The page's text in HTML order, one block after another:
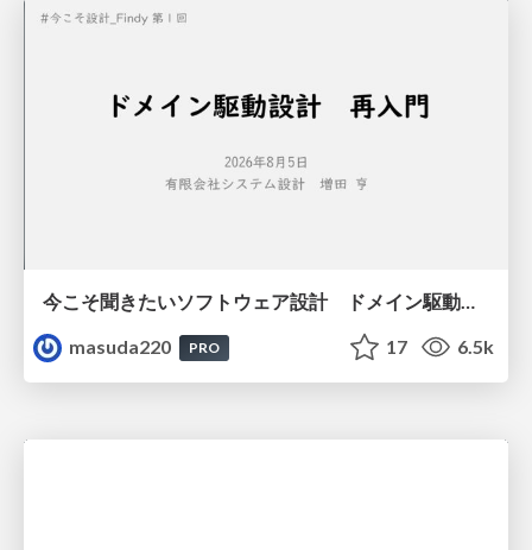
今こそ聞きたいソフトウェア設計 ドメイン駆動設計再入門
masuda220
PRO 17 6.5k